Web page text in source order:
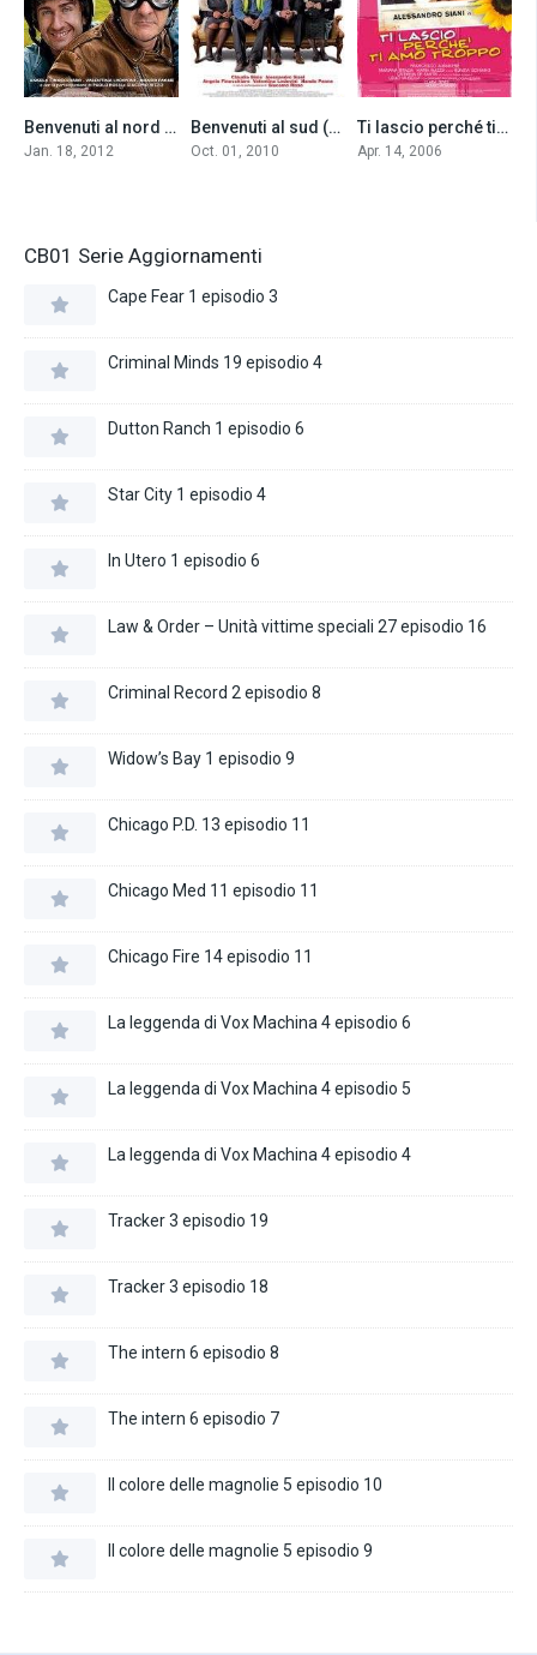
5.3Benvenuti al nord (2012)
Jan. 18, 2012
6.5Benvenuti al sud (2010)
Oct. 01, 2010
5.7Ti lascio perché ti amo troppo (2006)
Apr. 14, 2006
CB01 Serie Aggiornamenti
Cape Fear 1 episodio 3
Criminal Minds 19 episodio 4
Dutton Ranch 1 episodio 6
Star City 1 episodio 4
In Utero 1 episodio 6
Law & Order – Unità vittime speciali 27 episodio 16
Criminal Record 2 episodio 8
Widow’s Bay 1 episodio 9
Chicago P.D. 13 episodio 11
Chicago Med 11 episodio 11
Chicago Fire 14 episodio 11
La leggenda di Vox Machina 4 episodio 6
La leggenda di Vox Machina 4 episodio 5
La leggenda di Vox Machina 4 episodio 4
Tracker 3 episodio 19
Tracker 3 episodio 18
The intern 6 episodio 8
The intern 6 episodio 7
Il colore delle magnolie 5 episodio 10
Il colore delle magnolie 5 episodio 9